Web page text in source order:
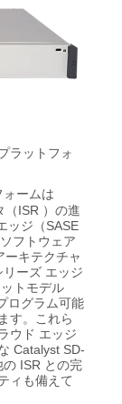
ラットフォ
ォームは
（ ISR ）の進
ッジ（ SASE
フトウェア
ーキテクチャ
リーズ エッジ
トモデル
ログラム可能
す。これら
ウド エッジ
Catalyst SD-
の ISR との完
ィも備えて